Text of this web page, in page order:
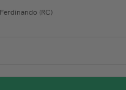
(RC)